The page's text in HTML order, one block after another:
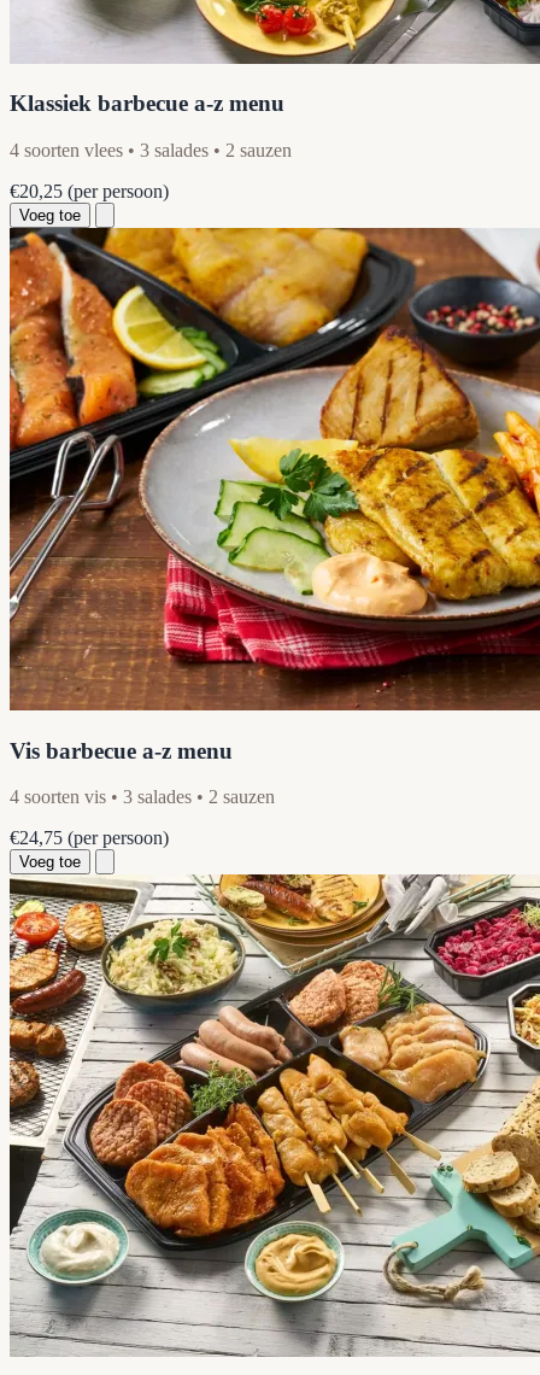
Klassiek barbecue a-z menu
4 soorten vlees • 3 salades • 2 sauzen
€20,25 (per persoon)
Voeg toe
Vis barbecue a-z menu
4 soorten vis • 3 salades • 2 sauzen
€24,75 (per persoon)
Voeg toe